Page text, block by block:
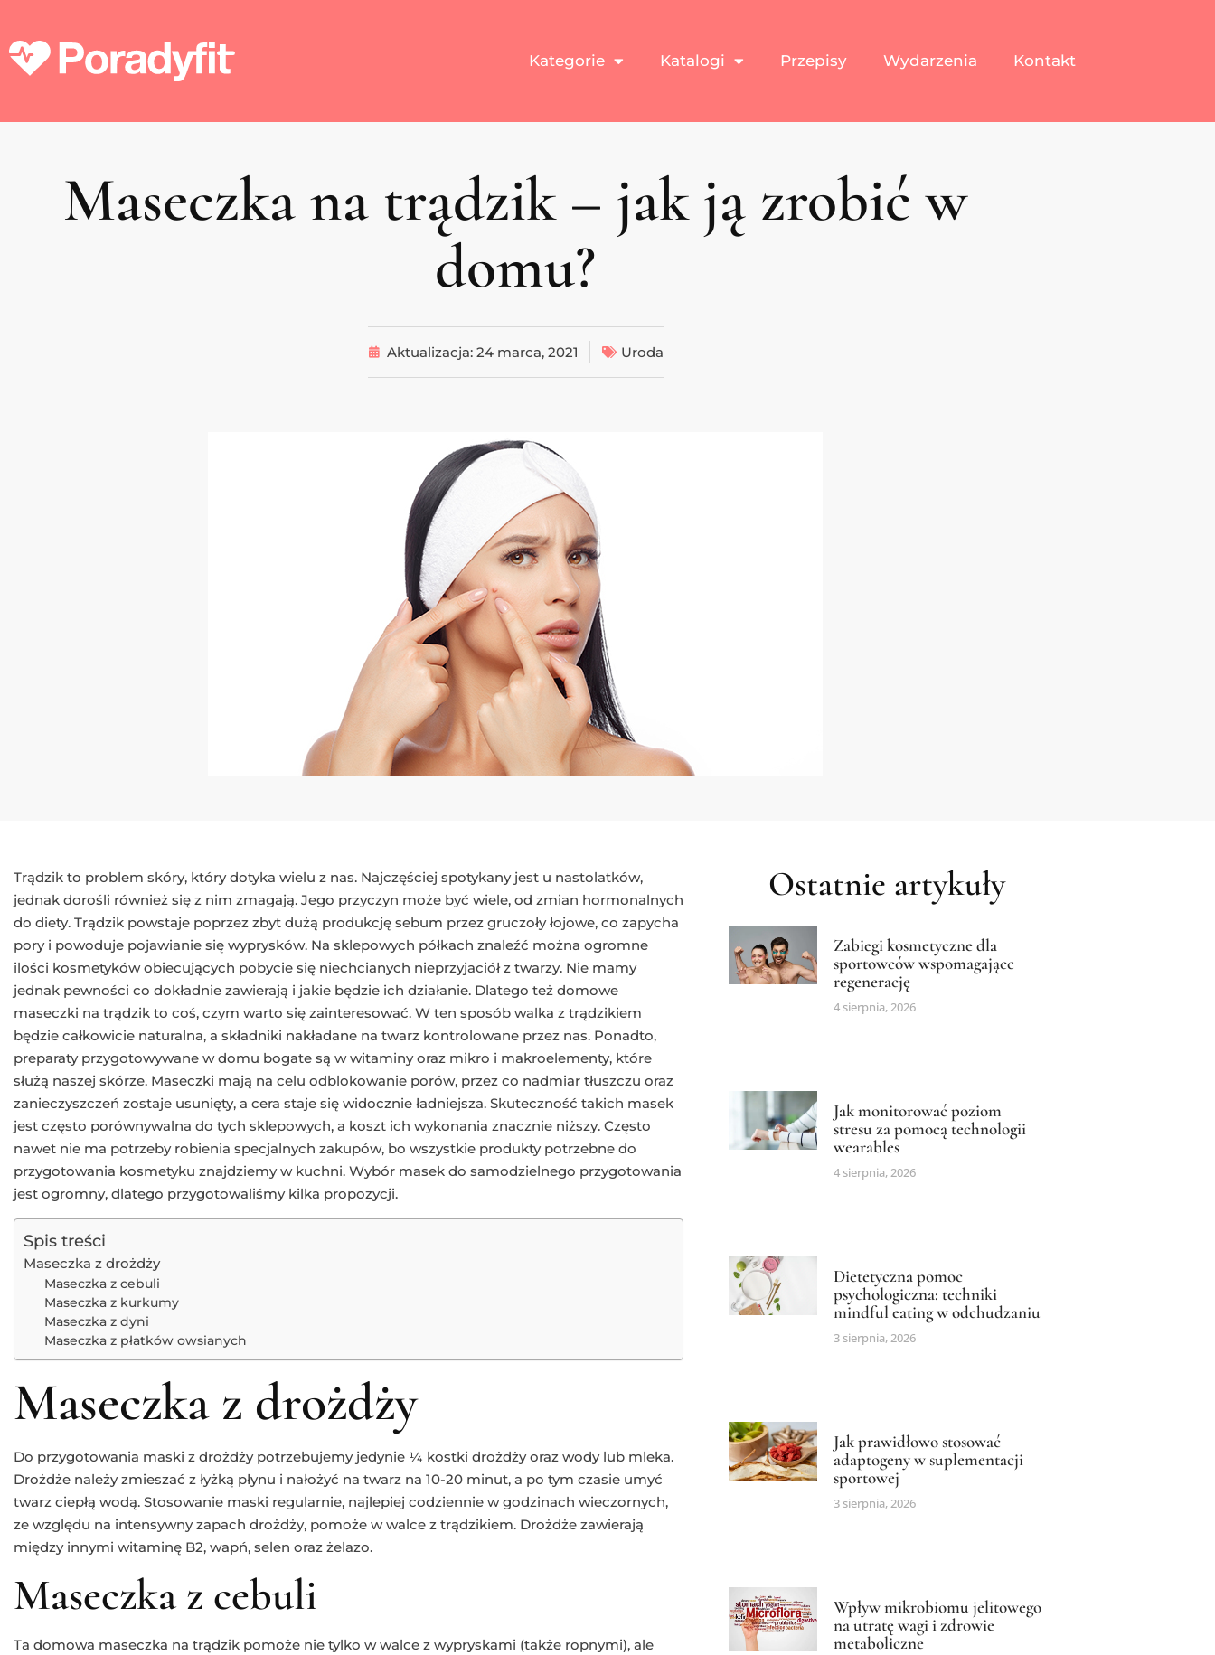
Kategorie Katalogi Przepisy Wydarzenia Kontakt
Maseczka na trądzik – jak ją zrobić w
domu?
Aktualizacja: 24 marca, 2021 Uroda
Trądzik to problem skóry, który dotyka wielu z nas. Najczęściej spotykany jest u nastolatków,
jednak dorośli również się z nim zmagają. Jego przyczyn może być wiele, od zmian hormonalnych
do diety. Trądzik powstaje poprzez zbyt dużą produkcję sebum przez gruczoły łojowe, co zapycha
pory i powoduje pojawianie się wyprysków. Na sklepowych półkach znaleźć można ogromne
ilości kosmetyków obiecujących pobycie się niechcianych nieprzyjaciół z twarzy. Nie mamy
jednak pewności co dokładnie zawierają i jakie będzie ich działanie. Dlatego też domowe
maseczki na trądzik to coś, czym warto się zainteresować. W ten sposób walka z trądzikiem
będzie całkowicie naturalna, a składniki nakładane na twarz kontrolowane przez nas. Ponadto,
preparaty przygotowywane w domu bogate są w witaminy oraz mikro i makroelementy, które
służą naszej skórze. Maseczki mają na celu odblokowanie porów, przez co nadmiar tłuszczu oraz
zanieczyszczeń zostaje usunięty, a cera staje się widocznie ładniejsza. Skuteczność takich masek
jest często porównywalna do tych sklepowych, a koszt ich wykonania znacznie niższy. Często
nawet nie ma potrzeby robienia specjalnych zakupów, bo wszystkie produkty potrzebne do
przygotowania kosmetyku znajdziemy w kuchni. Wybór masek do samodzielnego przygotowania
jest ogromny, dlatego przygotowaliśmy kilka propozycji.
Spis treści
Maseczka z drożdży
Maseczka z cebuli
Maseczka z kurkumy
Maseczka z dyni
Maseczka z płatków owsianych
Maseczka z drożdży
Do przygotowania maski z drożdży potrzebujemy jedynie ¼ kostki drożdży oraz wody lub mleka.
Drożdże należy zmieszać z łyżką płynu i nałożyć na twarz na 10-20 minut, a po tym czasie umyć
twarz ciepłą wodą. Stosowanie maski regularnie, najlepiej codziennie w godzinach wieczornych,
ze względu na intensywny zapach drożdży, pomoże w walce z trądzikiem. Drożdże zawierają
między innymi witaminę B2, wapń, selen oraz żelazo.
Maseczka z cebuli
Ta domowa maseczka na trądzik pomoże nie tylko w walce z wypryskami (także ropnymi), ale
Ostatnie artykuły
Zabiegi kosmetyczne dla
sportowców wspomagające
regenerację
4 sierpnia, 2026
Jak monitorować poziom
stresu za pomocą technologii
wearables
4 sierpnia, 2026
Dietetyczna pomoc
psychologiczna: techniki
mindful eating w odchudzaniu
3 sierpnia, 2026
Jak prawidłowo stosować
adaptogeny w suplementacji
sportowej
3 sierpnia, 2026
Wpływ mikrobiomu jelitowego
na utratę wagi i zdrowie
metaboliczne